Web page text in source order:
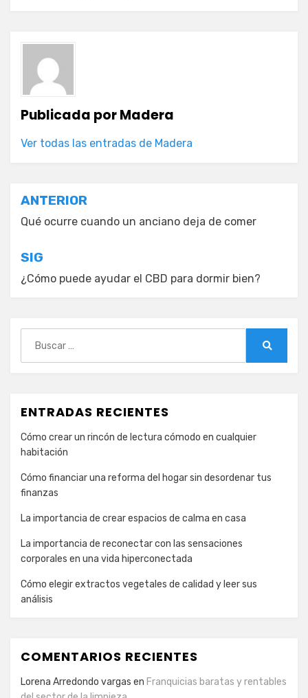
Publicada porMadera
Ver todas las entradas de Madera
Navegación
de
entradas
ANTERIOR
Qué ocurre cuando un anciano deja de comer
SIG
¿Cómo puede ayudar el CBD para dormir bien?
ENTRADAS RECIENTES
Cómo crear un rincón de lectura cómodo en cualquier
habitación
Cómo financiar una reforma del hogar sin desordenar tus
finanzas
La importancia de crear espacios de calma en casa
La importancia de reconectar con las sensaciones
corporales en una vida hiperconectada
Cómo elegir extractos vegetales de calidad y leer sus
análisis
COMENTARIOS RECIENTES
Lorena Arredondo vargas en Franquicias baratas y rentables